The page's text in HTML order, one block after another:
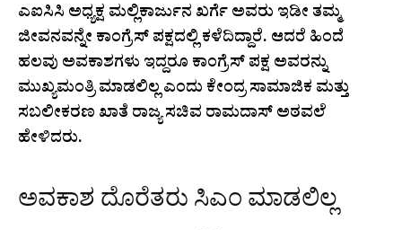
ಎಐಸಿಸಿ ಅಧ್ಯಕ್ಷ ಮಲ್ಲಿಕಾರ್ಜುನ ಖರ್ಗೆ ಅವರು ಇಡೀ ತಮ್ಮ
ಜೀವನವನ್ನೇ ಕಾಂಗ್ರೆಸ್ ಪಕ್ಷದಲ್ಲಿ ಕಳೆದಿದ್ದಾರೆ. ಆದರೆ ಹಿಂದೆ
ಹಲವು ಅವಕಾಶಗಳು ಇದ್ದರೂ ಕಾಂಗ್ರೆಸ್ ಪಕ್ಷ ಅವರನ್ನು
ಮುಖ್ಯಮಂತ್ರಿ ಮಾಡಲಿಲ್ಲ ಎಂದು ಕೇಂದ್ರ ಸಾಮಾಜಿಕ ಮತ್ತು
ಸಬಲೀಕರಣ ಖಾತೆ ರಾಜ್ಯ ಸಚಿವ ರಾಮದಾಸ್ ಅಠವಲೆ
ಹೇಳಿದರು.
ಅವಕಾಶ ದೊರೆತರು ಸಿಎಂ ಮಾಡಲಿಲ್ಲ